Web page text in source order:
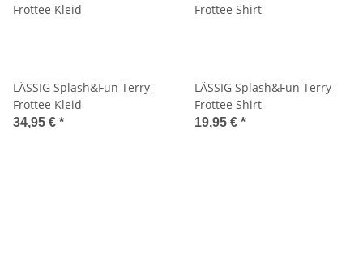
LÄSSIG Splash&Fun Terry
Frottee Kleid
34,95 € *
LÄSSIG Splash&Fun Terry
Frottee Shirt
19,95 € *